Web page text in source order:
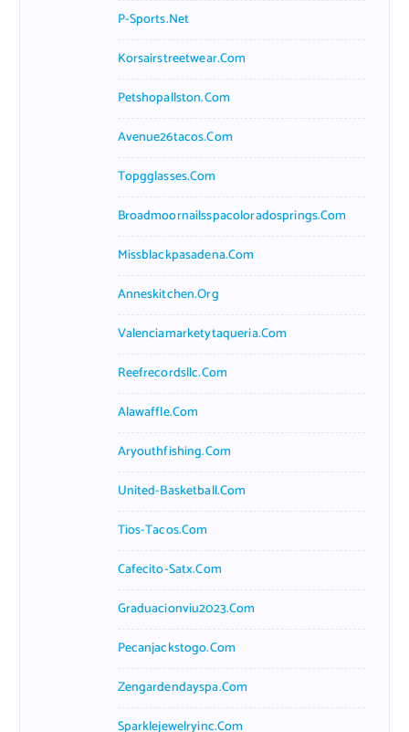
P-Sports.net
Korsairstreetwear.com
Petshopallston.com
Avenue26tacos.com
Topgglasses.com
Broadmoornailsspacoloradosprings.com
Missblackpasadena.com
Anneskitchen.org
Valenciamarketytaqueria.com
Reefrecordsllc.com
Alawaffle.com
Aryouthfishing.com
United-Basketball.com
Tios-Tacos.com
Cafecito-Satx.com
Graduacionviu2023.com
Pecanjackstogo.com
Zengardendayspa.com
Sparklejewelryinc.com